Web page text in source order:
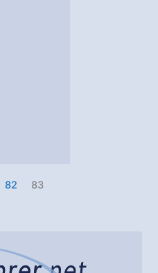
82 83